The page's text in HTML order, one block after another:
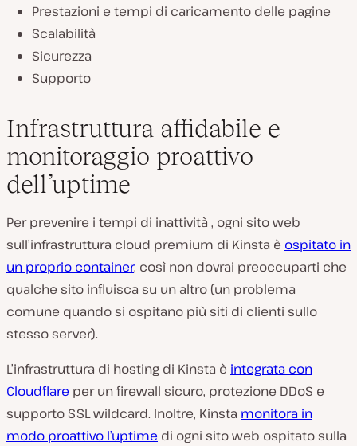
Prestazioni e tempi di caricamento delle pagine
Scalabilità
Sicurezza
Supporto
Infrastruttura affidabile e
monitoraggio proattivo
dell’uptime
Per prevenire i tempi di inattività , ogni sito web
sull’infrastruttura cloud premium di Kinsta è ospitato in
un proprio container, così non dovrai preoccuparti che
qualche sito influisca su un altro (un problema
comune quando si ospitano più siti di clienti sullo
stesso server).
L’infrastruttura di hosting di Kinsta è integrata con
Cloudflare per un firewall sicuro, protezione DDoS e
supporto SSL wildcard. Inoltre, Kinsta monitora in
modo proattivo l’uptime di ogni sito web ospitato sulla